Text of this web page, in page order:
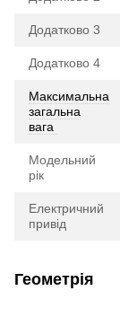
Додатково 3
Додатково 4
Максимальна
загальна
вага
Модельний
рік
Електричний
привід
Геометрія